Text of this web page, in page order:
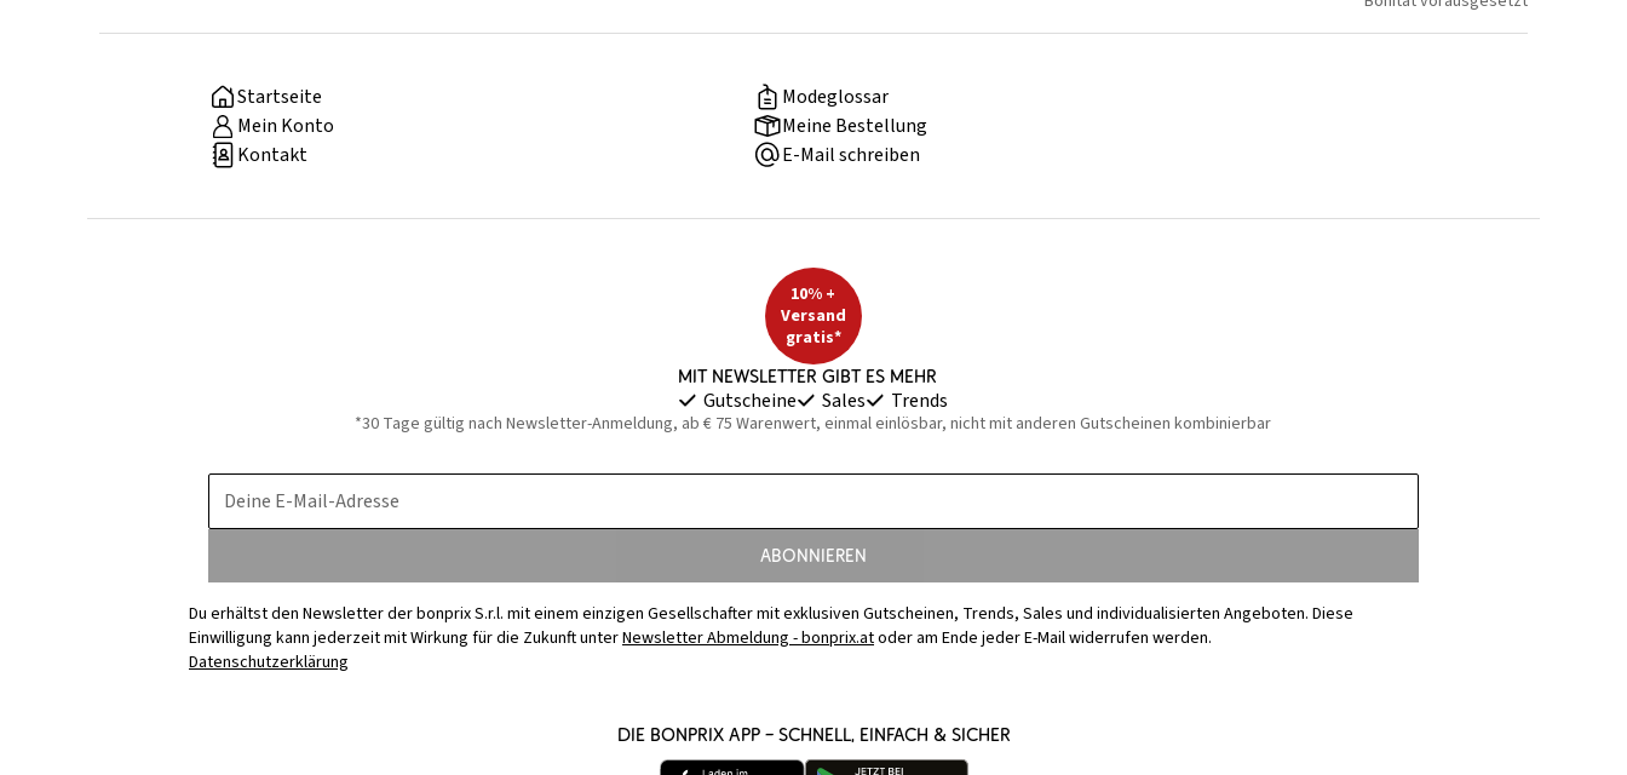
Startseite
Modeglossar
Mein Konto
Meine Bestellung
Kontakt
E-Mail schreiben
10% +
Versand
gratis*
Mit Newsletter gibt es mehr
Gutscheine Sales Trends
*30 Tage gültig nach Newsletter-Anmeldung, ab € 75 Warenwert, einmal einlösbar, nicht mit anderen Gutscheinen kombinierbar
Deine E-Mail-Adresse
Abonnieren
Du erhältst den Newsletter der bonprix S.r.l. mit einem einzigen Gesellschafter mit exklusiven Gutscheinen, Trends, Sales und individualisierten Angeboten. Diese
Einwilligung kann jederzeit mit Wirkung für die Zukunft unterNewsletter Abmeldung - bonprix.atoder am Ende jeder E-Mail widerrufen werden.
Datenschutzerklärung
Die bonprix App – schnell, einfach & sicher